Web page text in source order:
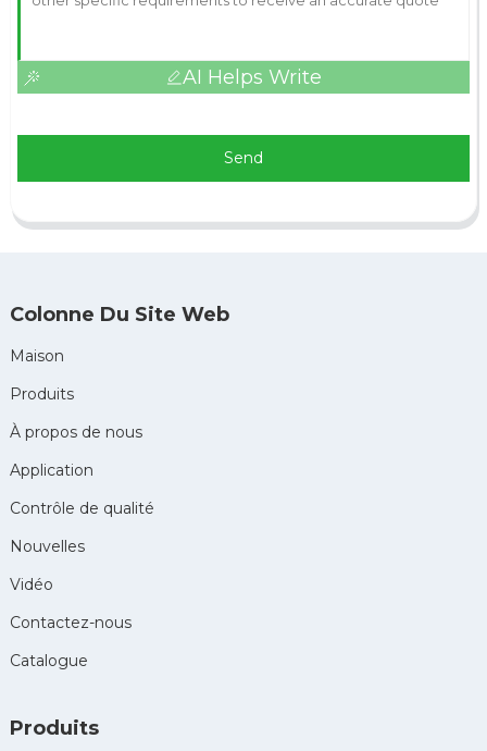
AI Helps Write
Send
Colonne Du Site Web
Maison
Produits
À propos de nous
Application
Contrôle de qualité
Nouvelles
Vidéo
Contactez-nous
Catalogue
Produits